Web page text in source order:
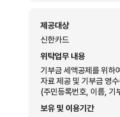
제공대상
신한카드
위탁업무 내용
기부금 세액공제를 위하
자료 제공 및 기부금 영
(주민등록번호, 이름, 기
보유 및 이용기간